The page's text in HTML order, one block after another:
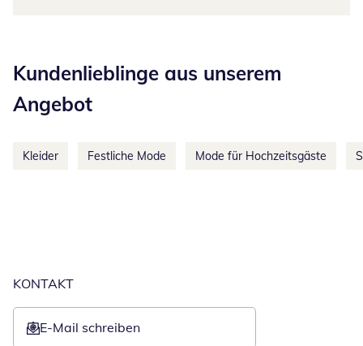
Kundenlieblinge aus unserem
Angebot
Kleider Festliche Mode Mode für Hochzeitsgäste
KONTAKT
E-Mail schreiben
Öffnet E-Mail-Client